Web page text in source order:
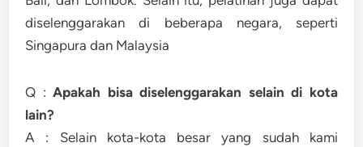
diselenggarakan di beberapa negara, seperti
Singapura dan Malaysia
Q :Apakah bisa diselenggarakan selain di kota
lain?
A : Selain kota-kota besar yang sudah kami